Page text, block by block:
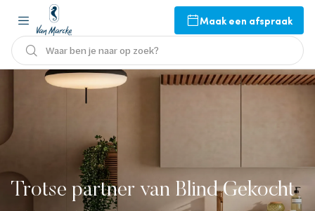
Maak een afspraak
Waar ben je naar op zoek?
Trotse partner van Blind Gekocht